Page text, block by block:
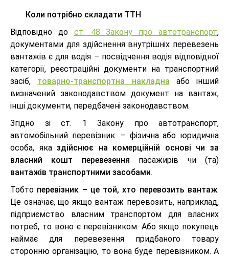
Коли потрібно складати ТТН
Відповідно до ст. 48 Закону про автотранспорт,
документами для здійснення внутрішніх перевезень
вантажів є для водія – посвідчення водія відповідної
категорії, реєстраційні документи на транспортний
засіб, товарно-транспортна накладна або інший
визначений законодавством документ на вантаж,
інші документи, передбачені законодавством.
Згідно зі ст. 1 Закону про автотранспорт,
автомобільний перевізник – фізична або юридична
особа, яказдійснює на комерційній основі чи за
власний кошт перевезення пасажирів чи (та)
вантажів транспортними засобами.
Тобто перевізник – це той, хто перевозить вантаж.
Це означає, що якщо вантаж перевозить, наприклад,
підприємство власним транспортом для власних
потреб, то воно є перевізником. Або якщо покупець
наймає для перевезення придбаного товару
сторонню організацію, то вона буде перевізником. А